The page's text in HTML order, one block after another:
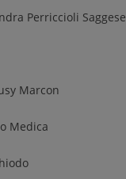
Perriccioli Saggese
Marcon
Medica